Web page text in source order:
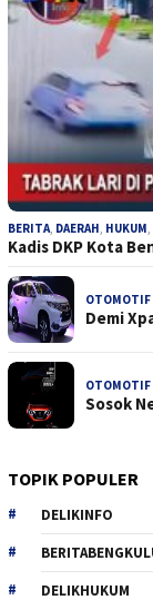
BERITA, DAERAH, HUKUM,
Kadis DKP Kota
OTOMOTIF
Demi
OTOMOTIF
Sosok
TOPIK POPULER
DELIKINFO
DELIKHUKUM